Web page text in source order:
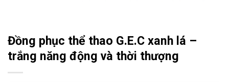
Đồng phục thể thao G.E.C xanh lá –
trắng năng động và thời thượng